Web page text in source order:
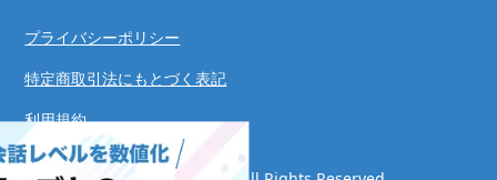
プライバシーポリシー
特定商取引法にもとづく表記
利用規約